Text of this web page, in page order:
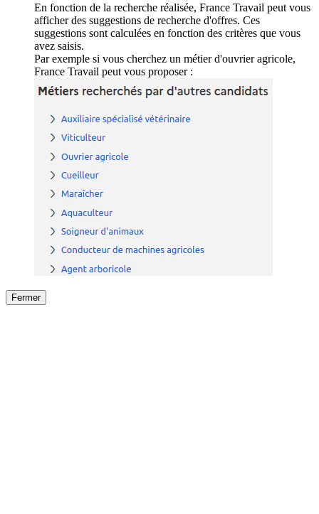
En fonction de la recherche réalisée, France Travail peut vous
afficher des suggestions de recherche d'offres. Ces
suggestions sont calculées en fonction des critères que vous
avez saisis.
Par exemple si vous cherchez un métier d'ouvrier agricole,
France Travail peut vous proposer :
Fermer